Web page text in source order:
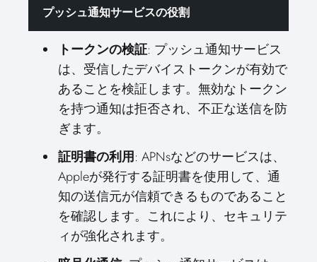
プッシュ通知サービスの役割
トークンの検証: プッシュ通知サービス
は、受信したデバイストークンが有効で
あることを検証します。無効なトークン
を持つ通知は拒否され、不正な送信を防
ぎます。
証明書の利用: APNsなどのサービスは、
Appleが発行する証明書を使用して、通
知の送信元が信頼できるものであること
を確認します。これにより、セキュリテ
ィが強化されます。